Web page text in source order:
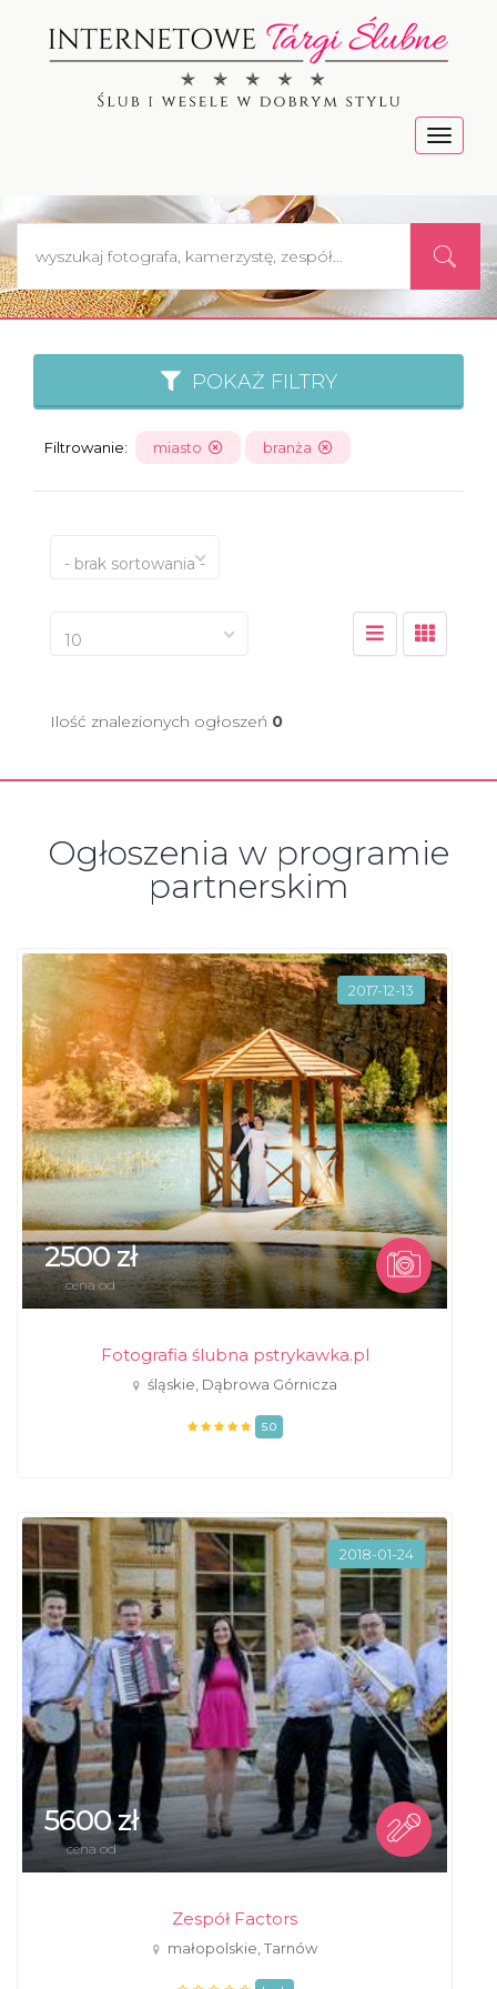
Menu
POKAŻ FILTRY
Filtrowanie: miasto branża
- brak sortowania -
10
Ilość znalezionych ogłoszeń 0
Ogłoszenia w programie
partnerskim
2017-12-13
2500 zł
cena od
Fotografia ślubna pstrykawka.pl
śląskie, Dąbrowa Górnicza
5.0
2018-01-24
5600 zł
cena od
Zespół Factors
małopolskie, Tarnów